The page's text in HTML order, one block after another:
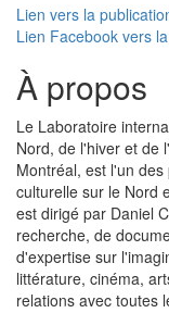
Lien vers la
Lien Facebook vers
À propos
Le Laboratoire
Nord, de l'hiver et de
Montréal, est l'un
culturelle sur le Nord
est dirigé par Daniel
recherche, de
d'expertise sur
littérature, cinéma,
relations avec toutes